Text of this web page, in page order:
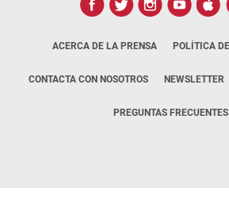
ACERCA DE LA PRENSA POLÍTICA
CONTACTA CON NOSOTROS NEWSLETTER
PREGUNTAS FRECUENTES